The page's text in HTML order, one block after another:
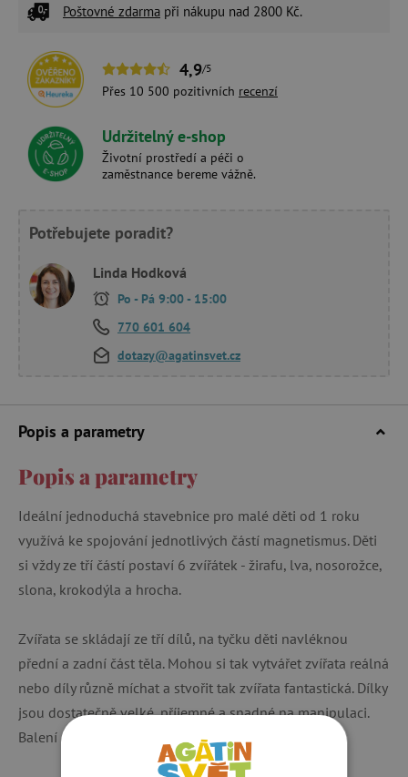
Poštovné zdarma při nákupu nad 2800 Kč.
4,9/5
Přes 10 500 pozitivních recenzí
Udržitelný e-shop
Životní prostředí a péči o
zaměstnance bereme vážně.
Potřebujete poradit?
Linda Hodková
Po - Pá 9:00 - 15:00
770 601 604
dotazy@agatinsvet.cz
Popis a parametry
Popis a parametry
Ideální jednoduchá stavebnice pro malé děti od 1 roku
využívá ke spojování jednotlivých částí magnetismus. Děti
si vždy ze tří částí postaví 6 zvířátek - žirafu, lva, nosorožce,
slona, krokodýla a hrocha.
Zvířata se skládají ze tří dílů, na tyčku děti navléknou
přední a zadní část těla. Mohou si tak vytvářet zvířata reálná
nebo díly různě míchat a stvořit tak zvířata fantastická. Dílky
jsou dostatečně velké, příjemné a snadné na manipulaci.
Balení obsahuje celkem 18 dílků.